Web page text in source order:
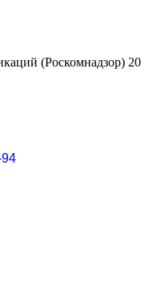
(Роскомнадзор) 20